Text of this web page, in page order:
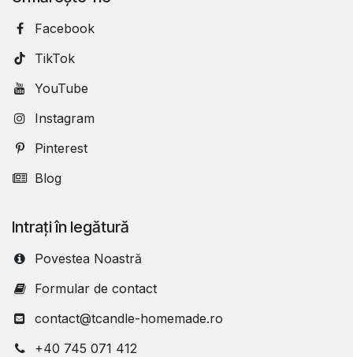
Facebook
TikTok
YouTube
Instagram
Pinterest
Blog
Intrați în legătură
Povestea Noastră
Formular de contact
contact@tcandle-homemade.ro
+40 745 071 412